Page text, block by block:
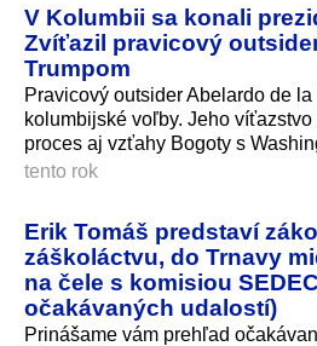
V Kolumbii sa konali
Zvíťazil pravicový
Trumpom
Pravicový outsider Abelardo de
kolumbijské voľby. Jeho
proces aj vzťahy Bogoty s
tento rok
Erik Tomáš predstaví
záškoláctvu, do Trnavy
na čele s komisiou
očakávaných udalostí)
Prinášame vám prehľad